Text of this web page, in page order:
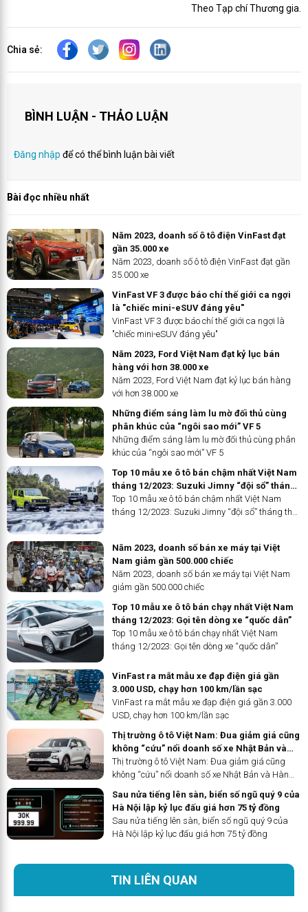
Theo Tạp chí Thương gia.
Chia sẻ:
BÌNH LUẬN - THẢO LUẬN
Đăng nhập để có thể bình luận bài viết
Bài đọc nhiều nhất
Năm 2023, doanh số ô tô điện VinFast đạt
gần 35.000 xe
Năm 2023, doanh số ô tô điện VinFast đạt gần
35.000 xe
VinFast VF 3 được báo chí thế giới ca ngợi
là "chiếc mini-eSUV đáng yêu"
VinFast VF 3 được báo chí thế giới ca ngợi là
"chiếc mini-eSUV đáng yêu"
Năm 2023, Ford Việt Nam đạt kỷ lục bán
hàng với hơn 38.000 xe
Năm 2023, Ford Việt Nam đạt kỷ lục bán hàng
với hơn 38.000 xe
Những điểm sáng làm lu mờ đối thủ cùng
phân khúc của “ngôi sao mới” VF 5
Những điểm sáng làm lu mờ đối thủ cùng phân
khúc của “ngôi sao mới” VF 5
Top 10 mẫu xe ô tô bán chậm nhất Việt Nam
tháng 12/2023: Suzuki Jimny “đội sổ” tháng
thứ 2 liên tiếp
Top 10 mẫu xe ô tô bán chậm nhất Việt Nam
tháng 12/2023: Suzuki Jimny “đội sổ” tháng thứ
Năm 2023, doanh số bán xe máy tại Việt
Nam giảm gần 500.000 chiếc
Năm 2023, doanh số bán xe máy tại Việt Nam
giảm gần 500.000 chiếc
Top 10 mẫu xe ô tô bán chạy nhất Việt Nam
tháng 12/2023: Gọi tên dòng xe “quốc dân”
Top 10 mẫu xe ô tô bán chạy nhất Việt Nam
tháng 12/2023: Gọi tên dòng xe “quốc dân”
VinFast ra mắt mẫu xe đạp điện giá gần
3.000 USD, chạy hơn 100 km/lần sạc
VinFast ra mắt mẫu xe đạp điện giá gần 3.000
USD, chạy hơn 100 km/lần sạc
Thị trường ô tô Việt Nam: Đua giảm giá cũng
không “cứu” nổi doanh số xe Nhật Bản và
Hàn Quốc, Ford nổi thành hiện tượng
Thị trường ô tô Việt Nam: Đua giảm giá cũng
không “cứu” nổi doanh số xe Nhật Bản và Hàn
Quốc, Ford nổi thành hiện tượng
Sau nửa tiếng lên sàn, biển số ngũ quý 9 của
Hà Nội lập kỷ lục đấu giá hơn 75 tỷ đồng
Sau nửa tiếng lên sàn, biển số ngũ quý 9 của
Hà Nội lập kỷ lục đấu giá hơn 75 tỷ đồng
TIN LIÊN QUAN